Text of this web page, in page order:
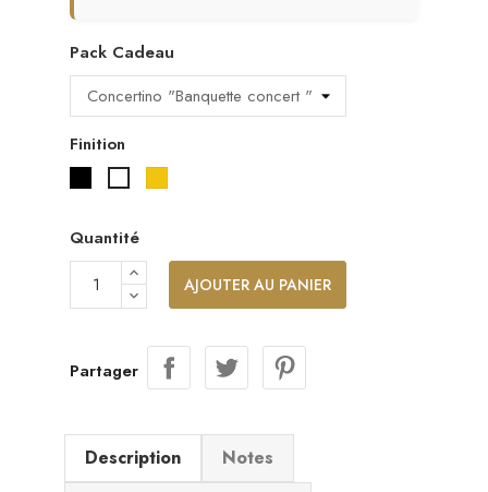
Pack Cadeau
Finition
Quantité
AJOUTER AU PANIER
Partager
Description
Notes